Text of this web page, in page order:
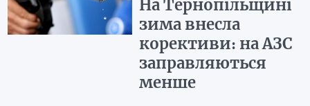
На Тернопільщині
зима внесла
корективи: на АЗС
заправляються
менше